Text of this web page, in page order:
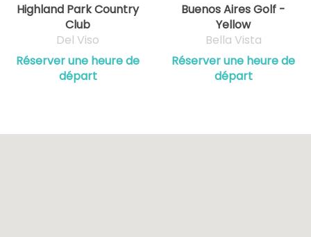
Highland Park Country
Club
Del Viso
Réserver une heure de
départ
Buenos Aires Golf -
Yellow
Bella Vista
Réserver une heure de
départ